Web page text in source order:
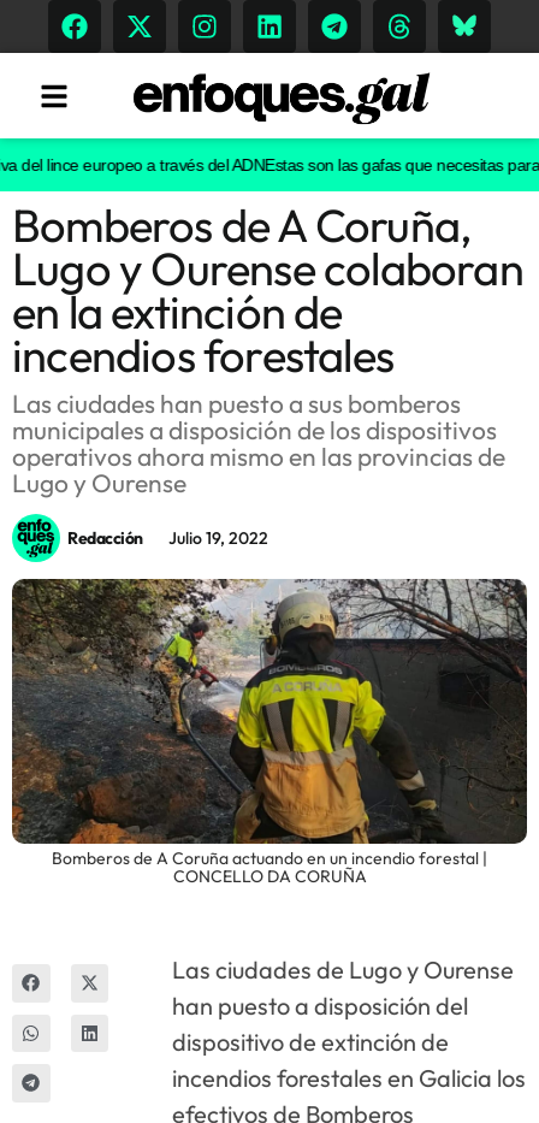
Tendencias
Memoria Histórica
Gastronomía
Escenarios
Sostenibilidad
Innova
lince europeo a través del ADNEstas son las gafas que necesitas para
Bomberos de A Coruña,
Lugo y Ourense colaboran
en la extinción de
incendios forestales
Las ciudades han puesto a sus bomberos
municipales a disposición de los dispositivos
operativos ahora mismo en las provincias de
Lugo y Ourense
Redacción Julio 19, 2022
Bomberos de A Coruña actuando en un incendio forestal |
CONCELLO DA CORUÑA
Las ciudades de Lugo y Ourense
han puesto a disposición del
dispositivo de extinción de
incendios forestales en Galicia los
efectivos de Bomberos